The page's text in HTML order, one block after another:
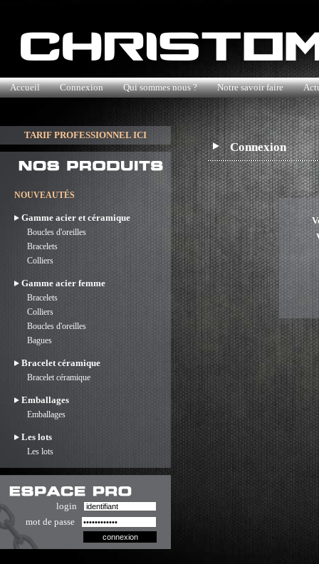
Accueil Connexion Qui sommes nous ? Notre savoir faire
TARIF PROFESSIONNEL ICI
NOUVEAUTÉS
Gamme acier et céramique
Boucles d'oreilles
Bracelets
Colliers
Gamme acier femme
Bracelets
Colliers
Boucles d'oreilles
Bagues
Bracelet céramique
Bracelet céramique
Emballages
Emballages
Les lots
Les lots
login
mot de passe
Connexion